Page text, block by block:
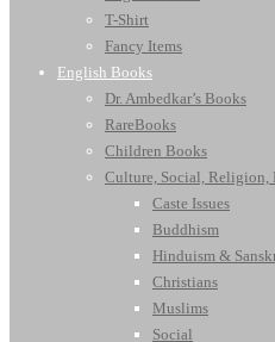
T-Shirt
Fancy Items
English Books
Dr. Ambedkar’s Books
RareBooks
Children Books
Culture, Social, Religion,
Caste Issues
Buddhism
Hinduism &
Christians
Muslims
Social